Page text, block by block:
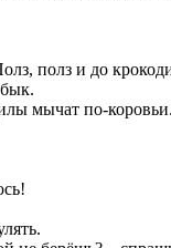
полз и до
мычат по-коровьи.